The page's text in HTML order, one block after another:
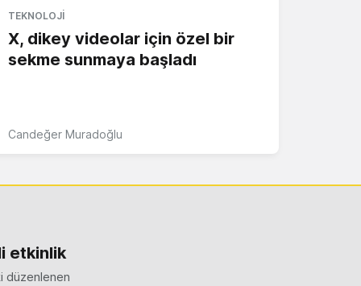
TEKNOLOJI
X, dikey videolar için özel bir
sekme sunmaya başladı
Candeğer Muradoğlu
etkinlik
düzenlenen